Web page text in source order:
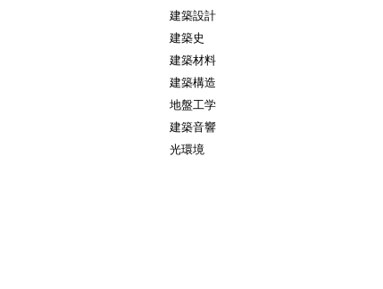
建築設計
建築史
建築材料
建築構造
地盤工学
建築音響
光環境